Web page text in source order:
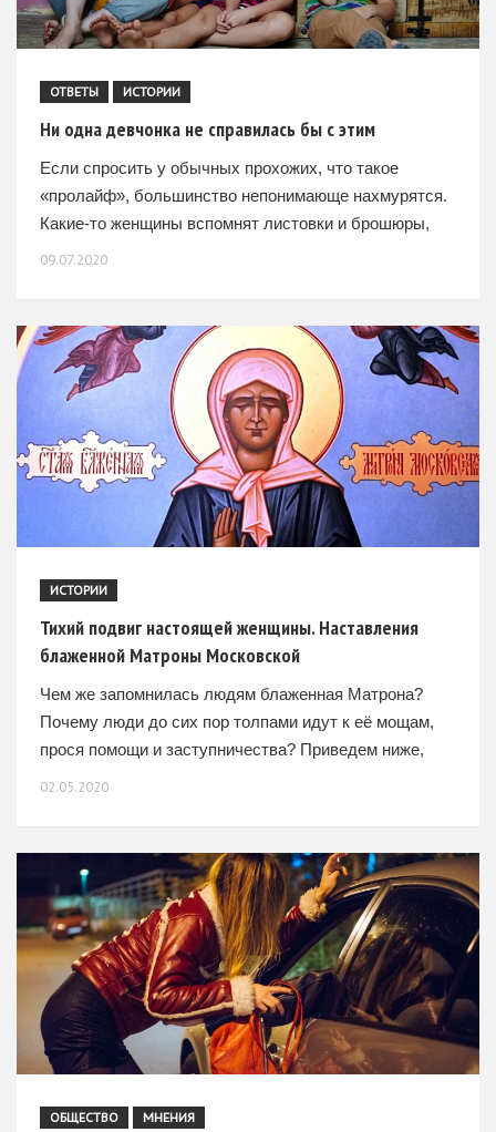
ОТВЕТЫ ИСТОРИИ
Ни одна девчонка не справилась бы с этим
Если спросить у обычных прохожих, что такое
«пролайф», большинство непонимающе нахмурятся.
Какие-то женщины вспомнят листовки и брошюры,
которые им вручали в поликлиниках и
09.07.2020
ИСТОРИИ
Тихий подвиг настоящей женщины. Наставления
блаженной Матроны Московской
Чем же запомнилась людям блаженная Матрона?
Почему люди до сих пор толпами идут к её мощам,
прося помощи и заступничества? Приведем ниже,
02.05.2020
ОБЩЕСТВО МНЕНИЯ